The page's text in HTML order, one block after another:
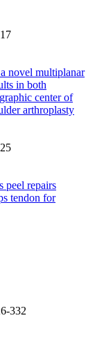
novel multiplanar
in both
center of
arthroplasty
peel repairs
tendon for
332